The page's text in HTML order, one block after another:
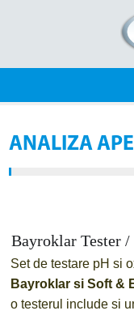
ANALIZA
Bayroklar Tester
Set de testare pH si
Bayroklar si Soft &
o testerul include si